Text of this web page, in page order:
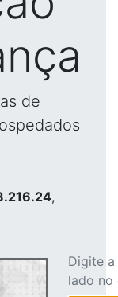
de
,
Digite
lado no